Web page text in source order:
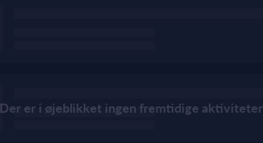
Der er i øjeblikket ingen fremtidige aktiviteter